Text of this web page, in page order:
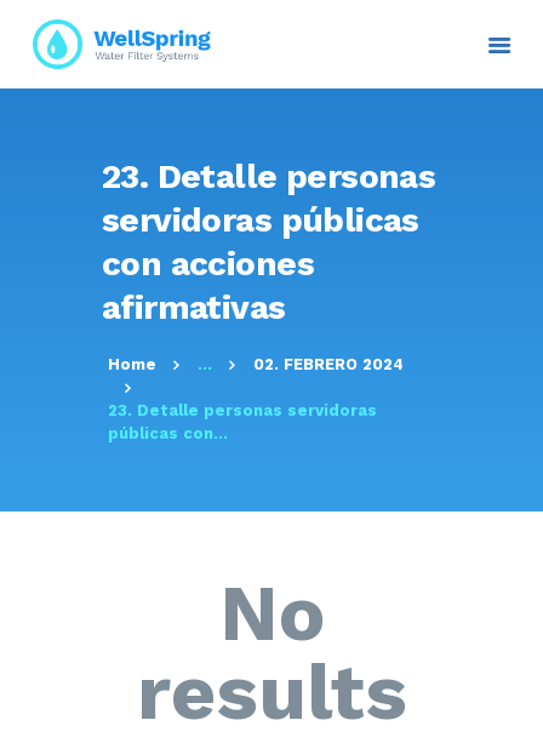
23. Detalle personas
servidoras públicas
con acciones
afirmativas
Home ... 02. FEBRERO 2024
23. Detalle personas servidoras
públicas con...
INICIO
NOSOTROS
PLANES Y PROYECTOS
SERVICIOS
ATENCIÓN AL CLIENTE
RESOLUCIONES
CONTACTO E
INFORMACIÓN
No
results